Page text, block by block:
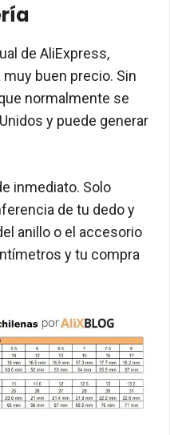
de AliExpress,
buen precio. Sin
normalmente se
y puede generar
inmediato. Solo
de tu dedo y
anillo o el accesorio
y tu compra